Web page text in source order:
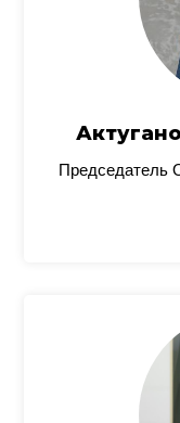
Председатель